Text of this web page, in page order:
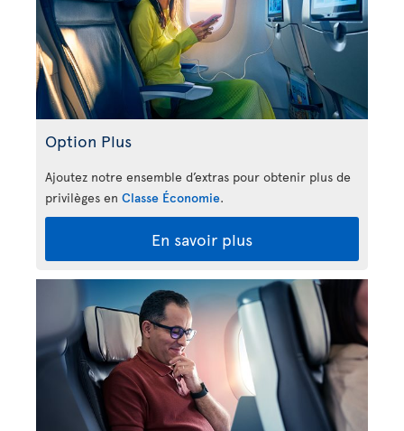
Option Plus
Ajoutez notre ensemble d’extras pour obtenir plus de
privilèges en Classe Économie.
En savoir plus